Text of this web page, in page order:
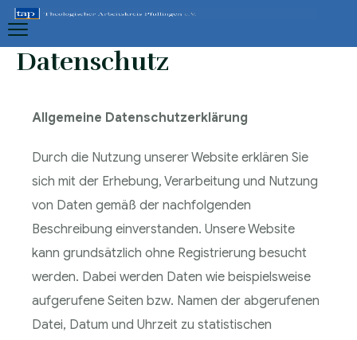
Datenschutz
Allgemeine Datenschutzerklärung
Durch die Nutzung unserer Website erklären Sie
sich mit der Erhebung, Verarbeitung und Nutzung
von Daten gemäß der nachfolgenden
Beschreibung einverstanden. Unsere Website
kann grundsätzlich ohne Registrierung besucht
werden. Dabei werden Daten wie beispielsweise
aufgerufene Seiten bzw. Namen der abgerufenen
Datei, Datum und Uhrzeit zu statistischen